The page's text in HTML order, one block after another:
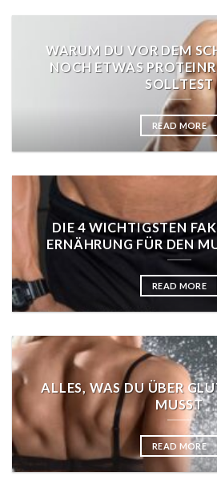
WARUM DU VOR DEM
NOCH ETWAS
SOLLTEST
READ MORE
DIE 4 WICHTIGSTEN
ERNÄHRUNG FÜR DEN
READ MORE
ALLES, WAS DU ÜBER
MUSST
READ MORE